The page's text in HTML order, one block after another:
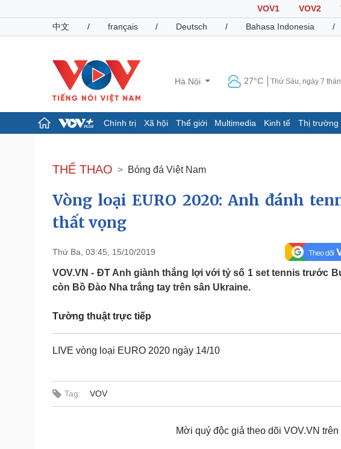
VOV1 VOV2
中文
/ français / Deutsch / Bahasa Indonesia /
Hà Nội 27°C Thứ Sáu, ngày 7
Chính trị Xã hội Thế giới Multimedia Kinh tế Thị trường
Đảng
Tổ chức nhân sự
Nhận diện sự thật
Tin 24h
Dự báo thời tiết
Dấu ấn VOV
Pháp luật
Tin nóng
Tư vấn luật
Việt Nam
Phân tích
Thể thao
Bóng đá
Lịch thi
Sức khỏe
Dinh dưỡng - món ngon
Nhi khoa
Đời sống
Nhà đẹp
Văn hóa
THỂ THAO Bóng đá Việt Nam
Vòng loại EURO 2020: Anh đánh
thất vọng
Thứ Ba, 03:45, 15/10/2019
VOV.VN - ĐT Anh giành thắng lợi với tỷ số 1 set tennis trước
còn Bồ Đào Nha trắng tay trên sân Ukraine.
Tường thuật trực tiếp
LIVE vòng loại EURO 2020 ngày 14/10
Tag: VOV
Mời quý độc giả theo dõi VOV.VN trên